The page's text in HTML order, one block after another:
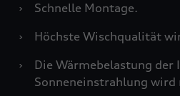
›
Schnelle Montage.
›
Höchste Wischqualität
›
Die Wärmebelastung der
Sonneneinstrahlung wird